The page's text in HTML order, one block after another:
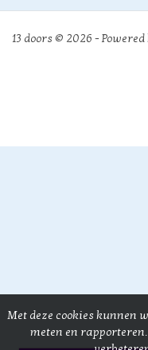
13 doors © 2026 - Powered
Met deze cookies kunnen
meten en